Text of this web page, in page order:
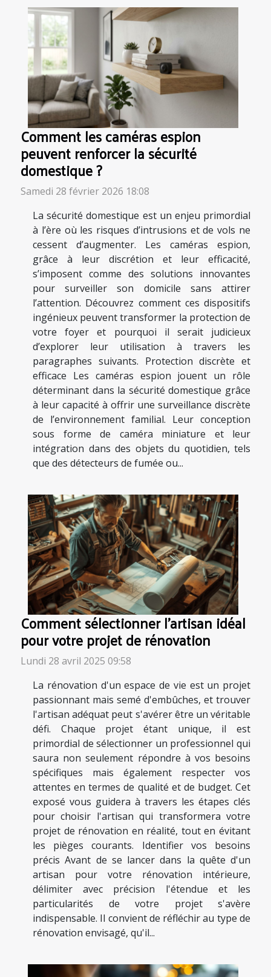
Comment les caméras espion
peuvent renforcer la sécurité
domestique ?
Samedi 28 février 2026 18:08
La sécurité domestique est un enjeu primordial
à l’ère où les risques d’intrusions et de vols ne
cessent d’augmenter. Les caméras espion,
grâce à leur discrétion et leur efficacité,
s’imposent comme des solutions innovantes
pour surveiller son domicile sans attirer
l’attention. Découvrez comment ces dispositifs
ingénieux peuvent transformer la protection de
votre foyer et pourquoi il serait judicieux
d’explorer leur utilisation à travers les
paragraphes suivants. Protection discrète et
efficace Les caméras espion jouent un rôle
déterminant dans la sécurité domestique grâce
à leur capacité à offrir une surveillance discrète
de l’environnement familial. Leur conception
sous forme de caméra miniature et leur
intégration dans des objets du quotidien, tels
que des détecteurs de fumée ou...
Comment sélectionner l'artisan idéal
pour votre projet de rénovation
Lundi 28 avril 2025 09:58
La rénovation d'un espace de vie est un projet
passionnant mais semé d'embûches, et trouver
l'artisan adéquat peut s'avérer être un véritable
défi. Chaque projet étant unique, il est
primordial de sélectionner un professionnel qui
saura non seulement répondre à vos besoins
spécifiques mais également respecter vos
attentes en termes de qualité et de budget. Cet
exposé vous guidera à travers les étapes clés
pour choisir l'artisan qui transformera votre
projet de rénovation en réalité, tout en évitant
les pièges courants. Identifier vos besoins
précis Avant de se lancer dans la quête d'un
artisan pour votre rénovation intérieure,
délimiter avec précision l'étendue et les
particularités de votre projet s'avère
indispensable. Il convient de réfléchir au type de
rénovation envisagé, qu'il...